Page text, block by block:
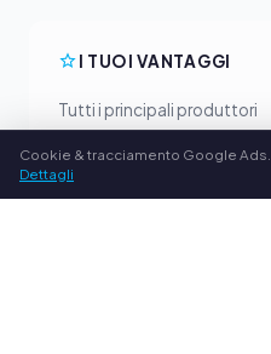
I TUOI VANTAGGI
Tutti i principali produttori
Pagamento anticipato via
Consulenza personalizzata
Cookie & tracciamento Google Ads.
Dettagli